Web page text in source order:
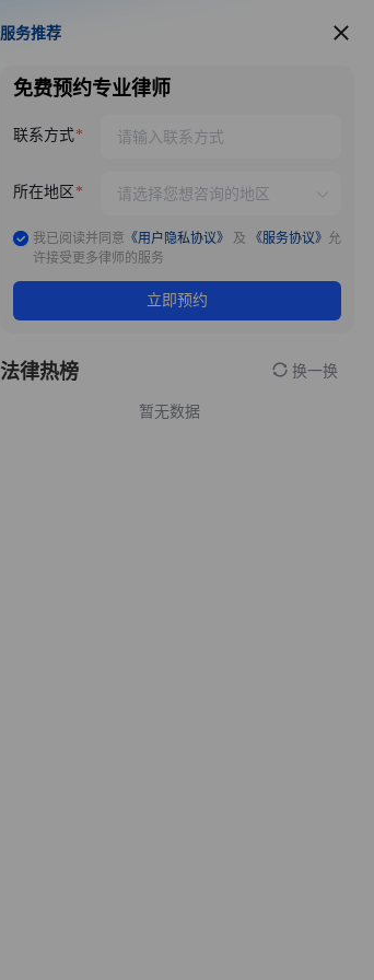
服务推荐
服务推荐
免费预约专业律师
联系方式
所在地区
我已阅读并同意 《用户隐私协议》 及 《服务协议》 允
许接受更多律师的服务
立即预约
法律热榜 换一换
暂无数据